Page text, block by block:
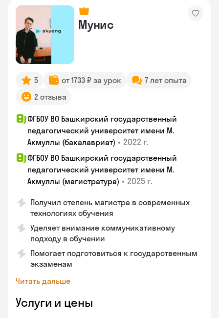
Мунис
5 от 1733 ₽ за урок
7 лет опыта
2 отзыва
ФГБОУ ВО Башкирский государственный
педагогический университет имени М.
Акмуллы (бакалавриат) • 2022 г.
ФГБОУ ВО Башкирский государственный
педагогический университет имени М.
Акмуллы (магистратура) • 2025 г.
Получил степень магистра в современных
технологиях обучения
Уделяет внимание коммуникативному
подходу в обучении
Помогает подготовиться к государственным
экзаменам
Читать дальше
Услуги и цены